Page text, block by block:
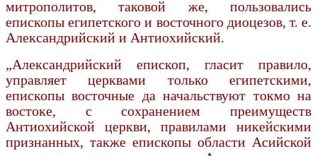
митрополитов, таковой же, пользовались
епископы египетского и восточного диоцезов, т. е.
Александрийский и Антиохийский.
„Александрийский епископ, гласит правило,
управляет церквами только египетскими,
епископы восточные да начальствуют токмо на
во­стоке, с сохранением преимуществ
Антиохийской церкви, правилами никейскими
признанных, также епископы области Асийской